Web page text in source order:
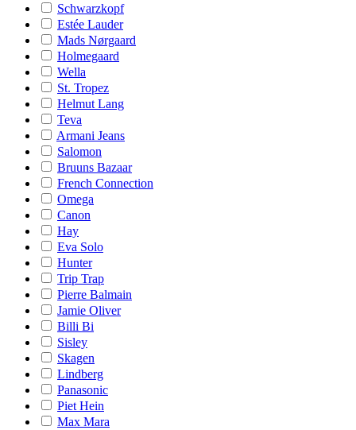
Schwarzkopf
Estée Lauder
Mads Nørgaard
Holmegaard
Wella
St. Tropez
Helmut Lang
Teva
Armani Jeans
Salomon
Bruuns Bazaar
French Connection
Omega
Canon
Hay
Eva Solo
Hunter
Trip Trap
Pierre Balmain
Jamie Oliver
Billi Bi
Sisley
Skagen
Lindberg
Panasonic
Piet Hein
Max Mara